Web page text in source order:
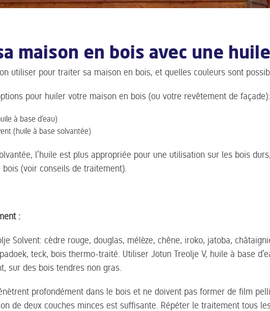
maison en bois avec une huile
utiliser pour traiter sa maison en bois, et quelles couleurs sont
pour huiler votre maison en bois (ou votre revêtement de façade):
à base d’eau)
(huile à base solvantée)
l’huile est plus appropriée pour une utilisation sur les bois
(voir conseils de traitement).
:
Solvent: cèdre rouge, douglas, mélèze, chêne, iroko, jatoba,
teck, bois thermo-traité. Utiliser Jotun Treolje V, huile à base
sur des bois tendres non gras.
profondément dans le bois et ne doivent pas former de film
de deux couches minces est suffisante. Répéter le traitement tous